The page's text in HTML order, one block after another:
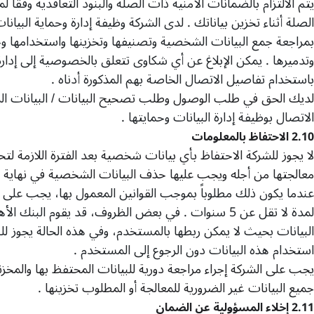
الصلة أثناء تخزين بياناتك.لدى الشركة وظيفة إدارة وحماية
بمراجعة جمع البيانات الشخصية وتصنيفها وتخزينها واستخدامها
وتدميرها.يمكن الإبلاغ عن أي شكاوى تتعلق بالخصوصية إلى
باستخدام تفاصيل الاتصال الخاصة بهم المذكورة أدناه.
لديك الحق في طلب الوصول وطلب تصحيح البيانات/
الاتصال بوظيفة إدارة البيانات وحمايتها.
2.10الاحتفاظ بالمعلومات
لا يجوز للشركة الاحتفاظ بأي بيانات شخصية بعد الفترة اللازمة
معالجتها من أجله ويجب عليها حذف البيانات الشخصية في نهاية
عندما يكون ذلك مطلوباً بموجب القوانين المعمول بها، يجب على
لمدة لا تقل عن5سنوات.في بعض الظروف، قد يقوم البنك
البيانات بحيث لا يمكن ربطها بالمستخدم، وفي هذه الحالة يجوز
استخدام هذه البيانات دون الرجوع إلى المستخدم.
يجب على الشركة إجراء مراجعة دورية للبيانات المحتفظ بها
جميع البيانات غير الضرورية للمعالجة أو المطلوب تخزينها.
2.11إخلاء المسؤولية عن الضمان